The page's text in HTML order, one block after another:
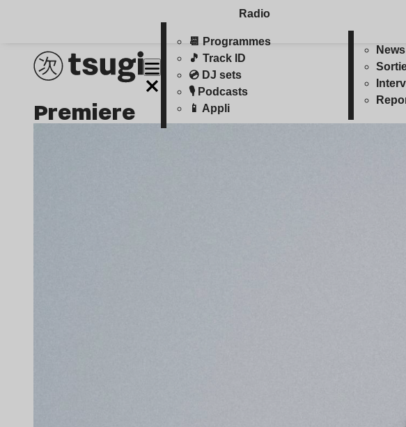
Radio
📆 Programmes
🎵 Track ID
💿 DJ sets
🎙️ Podcasts
📱 Appli
News
Premiere